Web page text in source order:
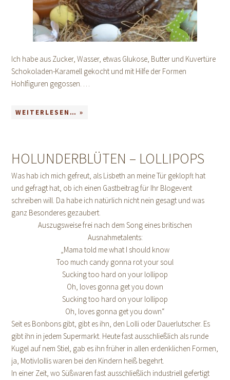
Ich habe aus Zucker, Wasser, etwas Glukose, Butter und Kuvertüre
Schokoladen-Karamell gekocht und mit Hilfe der Formen
Hohlfiguren gegossen. …
WEITERLESEN… »
HOLUNDERBLÜTEN – LOLLIPOPS
Was hab ich mich gefreut, als Lisbeth an meine Tür geklopft hat
und gefragt hat, ob ich einen Gastbeitrag für Ihr Blogevent
schreiben will. Da habe ich natürlich nicht nein gesagt und was
ganz Besonderes gezaubert.
Auszugsweise frei nach dem Song eines britischen
Ausnahmetalents:
„Mama told me what I should know
Too much candy gonna rot your soul
Sucking too hard on your lollipop
Oh, loves gonna get you down
Sucking too hard on your lollipop
Oh, loves gonna get you down“
Seit es Bonbons gibt, gibt es ihn, den Lolli oder Dauerlutscher. Es
gibt ihn in jedem Supermarkt. Heute fast ausschließlich als runde
Kugel auf nem Stiel, gab es ihn früher in allen erdenklichen Formen,
ja, Motivlollis waren bei den Kindern heiß begehrt.
In einer Zeit, wo Süßwaren fast ausschließlich industriell gefertigt